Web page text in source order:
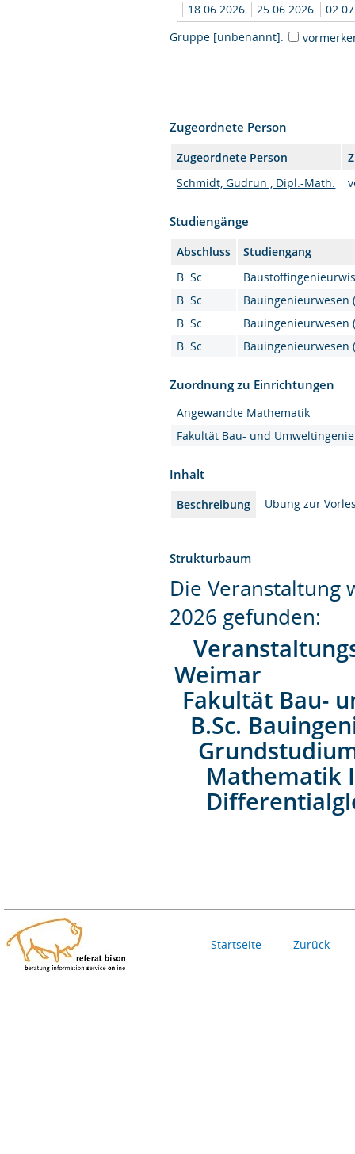
18.06.2026
25.06.2026
Gruppe [unbenannt]:
Zugeordnete Person
Zugeordnete Person
Schmidt, Gudrun , Dipl.-Math.
Studiengänge
Abschluss
Studiengang
B. Sc.
B. Sc.
Bauingenieurwesen
B. Sc.
Bauingenieurwesen
B. Sc.
Bauingenieurwesen
Zuordnung zu Einrichtungen
Angewandte Mathematik
Fakultät Bau- und
Inhalt
Beschreibung Übung zur
Strukturbaum
Die Veranstaltung
2026 gefunden:
Weimar
Fakultät Bau-
B.Sc.
Mathematik
Startseite Zurück